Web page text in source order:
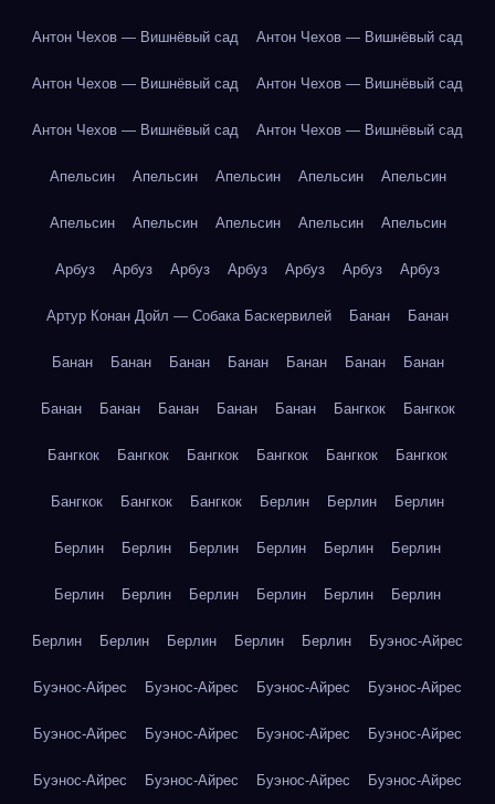
Антон Чехов — Вишнёвый сад Антон Чехов — Вишнёвый сад
Антон Чехов — Вишнёвый сад Антон Чехов — Вишнёвый сад
Антон Чехов — Вишнёвый сад Антон Чехов — Вишнёвый сад
Апельсин Апельсин Апельсин Апельсин Апельсин
Апельсин Апельсин Апельсин Апельсин Апельсин
Арбуз Арбуз Арбуз Арбуз Арбуз Арбуз Арбуз
Артур Конан Дойл — Собака Баскервилей Банан Банан
Банан Банан Банан Банан Банан Банан Банан
Банан Банан Банан Банан Банан Бангкок Бангкок
Бангкок Бангкок Бангкок Бангкок Бангкок Бангкок
Бангкок Бангкок Бангкок Берлин Берлин Берлин
Берлин Берлин Берлин Берлин Берлин Берлин
Берлин Берлин Берлин Берлин Берлин Берлин
Берлин Берлин Берлин Берлин Берлин Буэнос-Айрес
Буэнос-Айрес Буэнос-Айрес Буэнос-Айрес Буэнос-Айрес
Буэнос-Айрес Буэнос-Айрес Буэнос-Айрес Буэнос-Айрес
Буэнос-Айрес Буэнос-Айрес Буэнос-Айрес Буэнос-Айрес